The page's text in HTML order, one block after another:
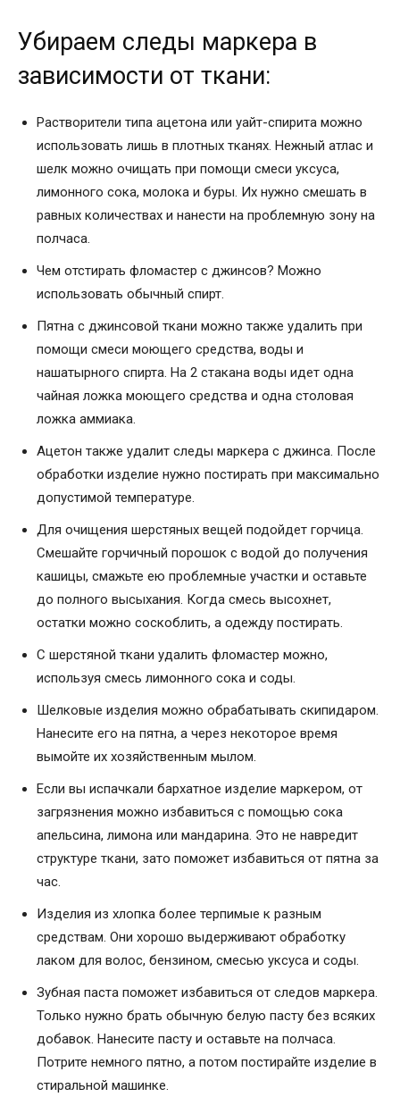
Убираем следы маркера в
зависимости от ткани:
Растворители типа ацетона или уайт-спирита можно
использовать лишь в плотных тканях. Нежный атлас и
шелк можно очищать при помощи смеси уксуса,
лимонного сока, молока и буры. Их нужно смешать в
равных количествах и нанести на проблемную зону на
полчаса.
Чем отстирать фломастер с джинсов? Можно
использовать обычный спирт.
Пятна с джинсовой ткани можно также удалить при
помощи смеси моющего средства, воды и
нашатырного спирта. На 2 стакана воды идет одна
чайная ложка моющего средства и одна столовая
ложка аммиака.
Ацетон также удалит следы маркера с джинса. После
обработки изделие нужно постирать при максимально
допустимой температуре.
Для очищения шерстяных вещей подойдет горчица.
Смешайте горчичный порошок с водой до получения
кашицы, смажьте ею проблемные участки и оставьте
до полного высыхания. Когда смесь высохнет,
остатки можно соскоблить, а одежду постирать.
С шерстяной ткани удалить фломастер можно,
используя смесь лимонного сока и соды.
Шелковые изделия можно обрабатывать скипидаром.
Нанесите его на пятна, а через некоторое время
вымойте их хозяйственным мылом.
Если вы испачкали бархатное изделие маркером, от
загрязнения можно избавиться с помощью сока
апельсина, лимона или мандарина. Это не навредит
структуре ткани, зато поможет избавиться от пятна за
час.
Изделия из хлопка более терпимые к разным
средствам. Они хорошо выдерживают обработку
лаком для волос, бензином, смесью уксуса и соды.
Зубная паста поможет избавиться от следов маркера.
Только нужно брать обычную белую пасту без всяких
добавок. Нанесите пасту и оставьте на полчаса.
Потрите немного пятно, а потом постирайте изделие в
стиральной машинке.